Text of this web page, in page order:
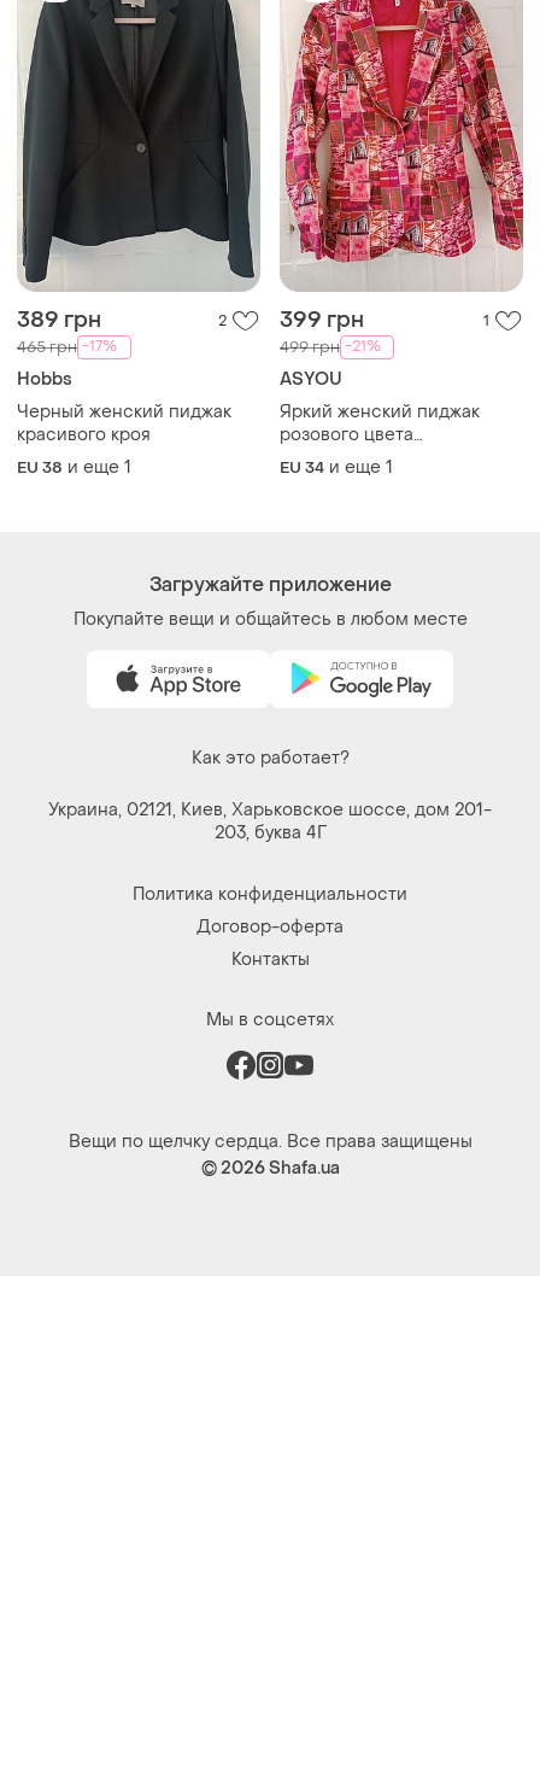
389 грн 2
465 грн -17%
Hobbs
Черный женский пиджак
красивого кроя
EU 38 и еще 1
399 грн 1
499 грн -21%
ASYOU
Яркий женский пиджак
розового цвета
интересный принт
EU 34 и еще 1
Загружайте приложение
Покупайте вещи и общайтесь в любом месте
Как это работает?
Украина, 02121, Киев, Харьковское шоссе, дом 201-
203, буква 4Г
Политика конфиденциальности
Договор-оферта
Контакты
Мы в соцсетях
Вещи по щелчку сердца. Все права защищены
© 2026Shafa.ua